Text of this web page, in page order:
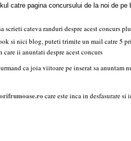
catre pagina concursului de la noi de pe
scrieti cateva randuri despre acest concurs
si nici blog, puteti trimite un mail catre 5
ii anuntati despre acest concurs
ca joia viitoare pe inserat sa anuntam
care este inca in desfasurare